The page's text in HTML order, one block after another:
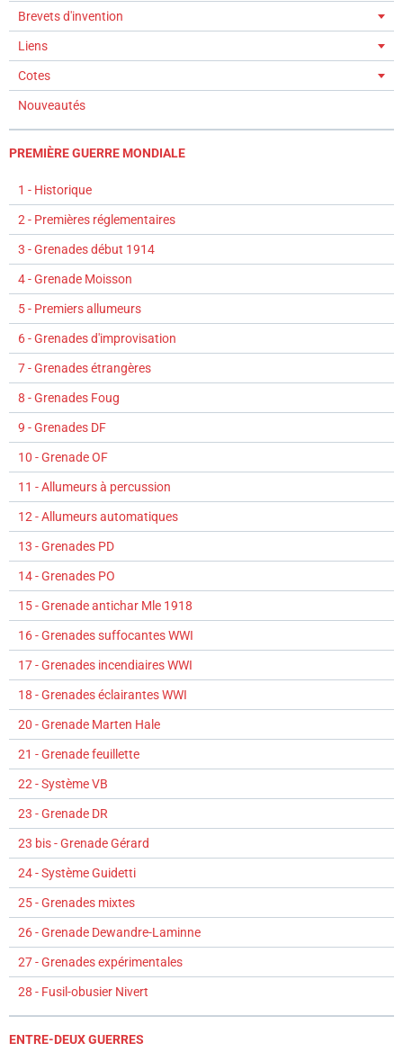
Brevets d'invention
Liens
Cotes
Nouveautés
PREMIÈRE GUERRE MONDIALE
1 - Historique
2 - Premières réglementaires
3 - Grenades début 1914
4 - Grenade Moisson
5 - Premiers allumeurs
6 - Grenades d'improvisation
7 - Grenades étrangères
8 - Grenades Foug
9 - Grenades DF
10 - Grenade OF
11 - Allumeurs à percussion
12 - Allumeurs automatiques
13 - Grenades PD
14 - Grenades PO
15 - Grenade antichar Mle 1918
16 - Grenades suffocantes WWI
17 - Grenades incendiaires WWI
18 - Grenades éclairantes WWI
20 - Grenade Marten Hale
21 - Grenade feuillette
22 - Système VB
23 - Grenade DR
23 bis - Grenade Gérard
24 - Système Guidetti
25 - Grenades mixtes
26 - Grenade Dewandre-Laminne
27 - Grenades expérimentales
28 - Fusil-obusier Nivert
ENTRE-DEUX GUERRES